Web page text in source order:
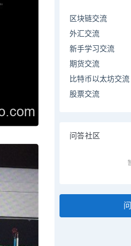
区块链交流
外汇交流
新手学习交流
期货交流
比特币以太坊交流
股票交流
问答社区